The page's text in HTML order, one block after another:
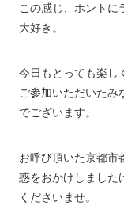
この感じ、ホントに
大好き。
今日もとっても楽し
ご参加いただいたみ
でございます。
お呼び頂いた京都市
惑をおかけしました
くださいませ。